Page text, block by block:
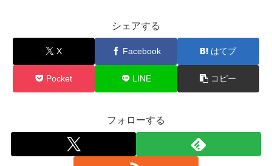
シェアする
X Facebook はてブ
Pocket LINE コピー
フォローする